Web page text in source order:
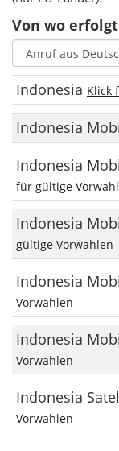
Von wo
Indonesia Klick
Indonesia
Indonesia
für gültige
Indonesia
gültige Vorwahlen
Indonesia
Vorwahlen
Indonesia
Vorwahlen
Indonesia
Vorwahlen